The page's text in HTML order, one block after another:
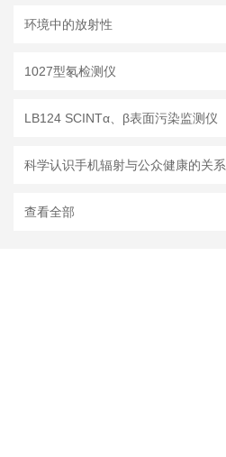
环境中的放射性
1027型氡检测仪
LB124 SCINTα、β表面污染监测仪
科学认识手机辐射与公众健康的关系
查看全部